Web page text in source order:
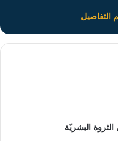
التفاصيل
البشريّة